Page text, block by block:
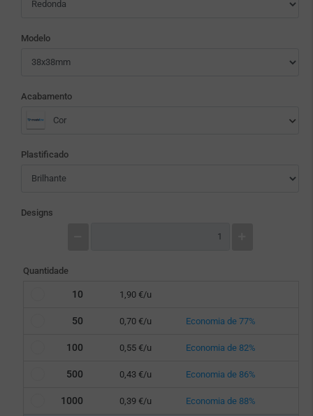
Modelo
Acabamento
Cor
Plastificado
Designs
Quantidade
10 1,90 €/u
50 0,70 €/u Economia de 77%
100 0,55 €/u Economia de 82%
500 0,43 €/u Economia de 86%
1000 0,39 €/u Economia de 88%